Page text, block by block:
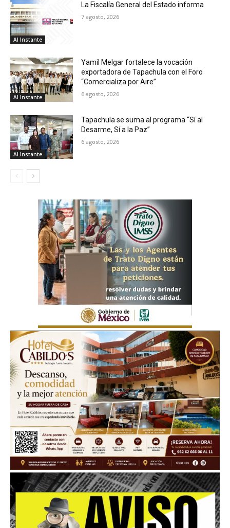
Al Instante
La Fiscalía General del Estado informa
7 agosto, 2026
Al Instante
Yamil Melgar fortalece la vocación
exportadora de Tapachula con el Foro
“Comercializa por Aire”
6 agosto, 2026
Al Instante
Tapachula se suma al programa “Sí al
Desarme, Sí a la Paz”
6 agosto, 2026